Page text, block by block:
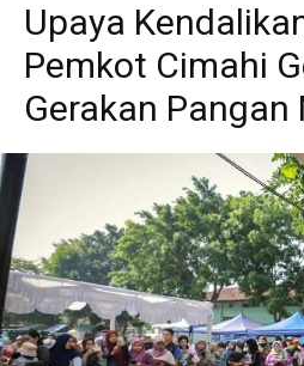
Upaya
Pemkot Cimahi
Gerakan Pangan